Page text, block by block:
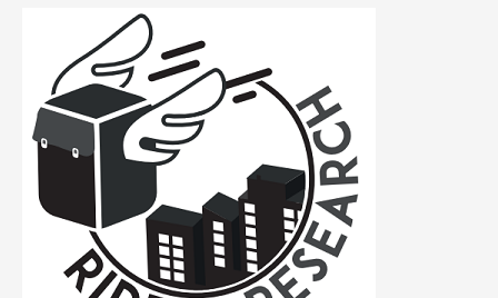
Participación
encuentro
investigación
de
UNAD
(Colombia)